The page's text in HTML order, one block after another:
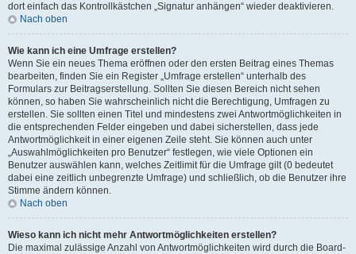
dort einfach das Kontrollkästchen „Signatur anhängen“ wieder deaktivieren.
Nach oben
Wie kann ich eine Umfrage erstellen?
Wenn Sie ein neues Thema eröffnen oder den ersten Beitrag eines Themas
bearbeiten, finden Sie ein Register „Umfrage erstellen“ unterhalb des
Formulars zur Beitragserstellung. Sollten Sie diesen Bereich nicht sehen
können, so haben Sie wahrscheinlich nicht die Berechtigung, Umfragen zu
erstellen. Sie sollten einen Titel und mindestens zwei Antwortmöglichkeiten in
die entsprechenden Felder eingeben und dabei sicherstellen, dass jede
Antwortmöglichkeit in einer eigenen Zeile steht. Sie können auch unter
„Auswahlmöglichkeiten pro Benutzer“ festlegen, wie viele Optionen ein
Benutzer auswählen kann, welches Zeitlimit für die Umfrage gilt (0 bedeutet
dabei eine zeitlich unbegrenzte Umfrage) und schließlich, ob die Benutzer ihre
Stimme ändern können.
Nach oben
Wieso kann ich nicht mehr Antwortmöglichkeiten erstellen?
Die maximal zulässige Anzahl von Antwortmöglichkeiten wird durch die Board-